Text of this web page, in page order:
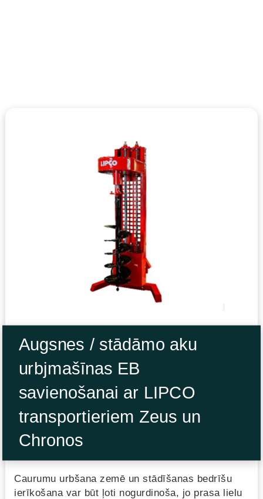
Augsnes / stādāmo aku
urbjmašīnas EB
savienošanai ar LIPCO
transportieriem Zeus un
Chronos
Caurumu urbšana zemē un stādīšanas bedrīšu
ierīkošana var būt ļoti nogurdinoša, jo prasa lielu